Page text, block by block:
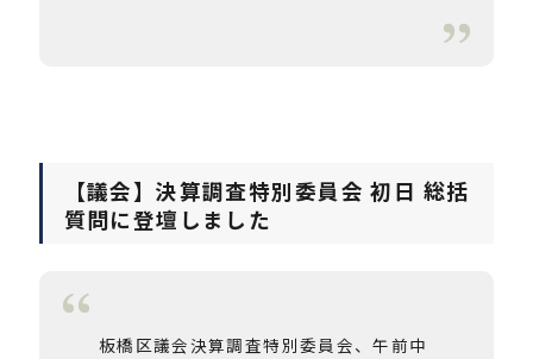
【議会】決算調査特別委員会 初日 総括
質問に登壇しました
板橋区議会決算調査特別委員会、午前中